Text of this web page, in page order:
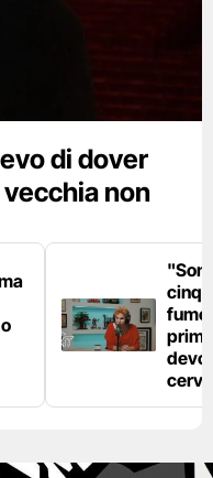
di dover
non
fumo
devo